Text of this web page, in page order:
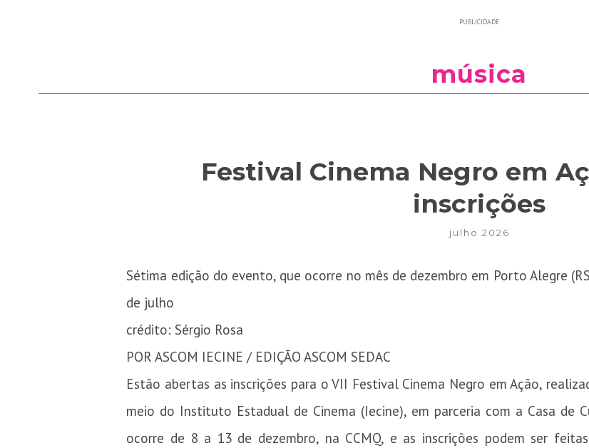
PUBLICIDADE
música
Festival Cinema Negro em
inscrições
julho 2026
Sétima edição do evento, que ocorre no mês de dezembro em Porto Alegre
de julho​
crédito: Sérgio Rosa
POR ASCOM IECINE / EDIÇÃOASCOM SEDAC
Estão abertas as inscrições para o VII Festival Cinema Negro em Ação,
meio do Instituto Estadual de Cinema (Iecine), em parceria com a Casa de
ocorre de 8 a 13 de dezembro, na CCMQ, e as inscrições podem ser